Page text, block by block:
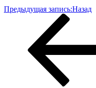
Предыдущая запись:Назад